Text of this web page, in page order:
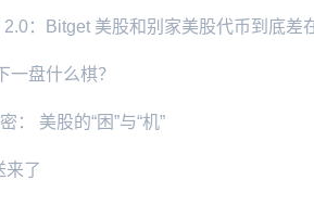
：Bitget 美股和别家美股代币到底差
一盘什么棋？
： 美股的“困”与“机”
来了